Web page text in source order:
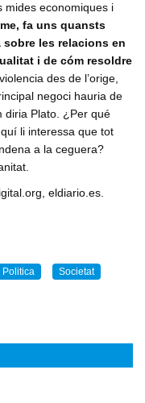
mides economiques i
fa uns quansts
les relacions en
i de cóm resoldre
des de l’orige,
negoci hauria de
diria Plato. ¿Per qué
li interessa que tot
a la ceguera?
eldiario.es.
Politica Societat